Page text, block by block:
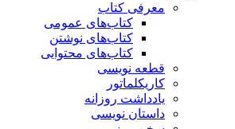
معرفی کتاب
کتاب‌های عمومی
کتاب‌های نوشتن
کتاب‌های محتوایی
قطعه نویسی
کاریکلماتور
یادداشت روزانه
داستان نویسی